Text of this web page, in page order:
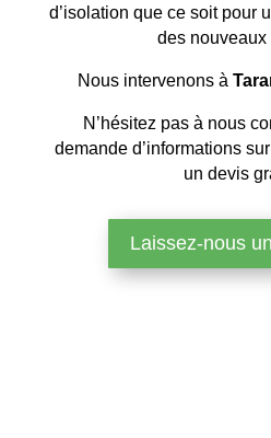
d’isolation que ce soit pour
des nouveaux
Nous intervenons à
N’hésitez pas à nous
demande d’informations
un devis
Laissez-nous